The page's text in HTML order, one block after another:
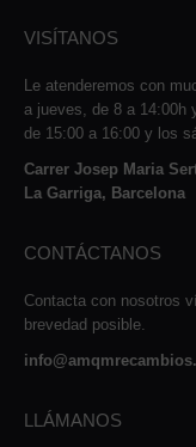
VISÍTANOS
Le atenderemos con
a jueves, de 8 a 14:00h
de 15:00 a 16:00 y los
Carrer Josep Maria
La Garriga, Barcelona
CONTÁCTANOS
Contacta con nosotros
brevedad posible.
LLÁMANOS